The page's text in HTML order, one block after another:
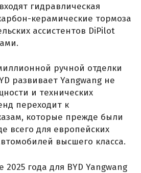
гидравлическая
керамические тормоза
ассистентов DiPilot
ручной отделки
развивает Yangwang не
и технических
переходит к
которые прежде были
всего для европейских
высшего класса.
года для BYD Yangwang